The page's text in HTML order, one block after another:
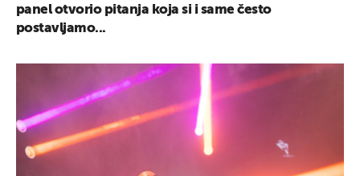
panel otvorio pitanja koja si i same često
postavljamo...